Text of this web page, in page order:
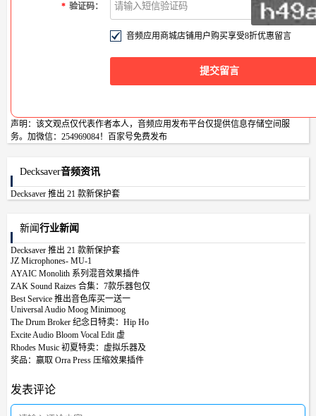
* 验证码：
音频应用商城店铺用户购买享受8折优惠留言
声明：该文观点仅代表作者本人，音频应用发布平台仅提供信息存储空间服
务。加微信：254969084！ 百家号免费发布
Decksaver音频资讯
Decksaver 推出 21 款新保护套
新闻行业新闻
Decksaver 推出 21 款新保护套
JZ Microphones- MU-1
AYAIC Monolith 系列混音效果插件
ZAK Sound Raizes 合集：7款乐器包仅
Best Service 推出音色库买一送一
Universal Audio Moog Minimoog
The Drum Broker 纪念日特卖：Hip Ho
Excite Audio Bloom Vocal Edit 虚
Rhodes Music 初夏特卖：虚拟乐器及
奖品：赢取 Orra Press 压缩效果插件
发表评论